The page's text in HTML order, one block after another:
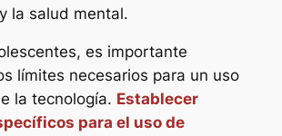
la salud mental.
es importante
límites necesarios para un uso
la tecnología. Establecer
para el uso de